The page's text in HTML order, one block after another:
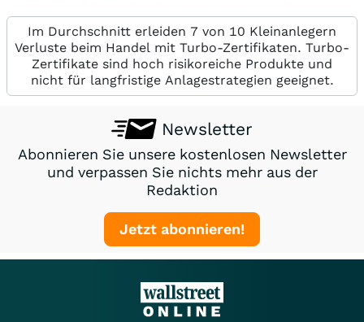
Im Durchschnitt erleiden 7 von 10 Kleinanlegern
Verluste beim Handel mit Turbo-Zertifikaten. Turbo-
Zertifikate sind hoch risikoreiche Produkte und
nicht für langfristige Anlagestrategien geeignet.
Newsletter
Abonnieren Sie unsere kostenlosen Newsletter
und verpassen Sie nichts mehr aus der
Redaktion
Jetzt abonnieren!